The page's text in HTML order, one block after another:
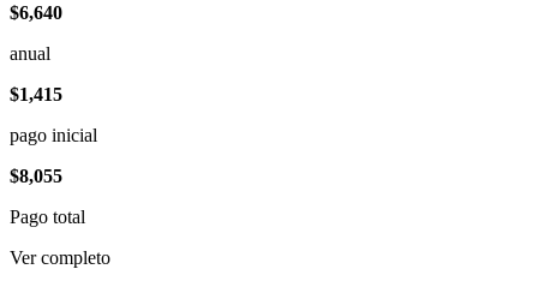
$6,640
anual
$1,415
pago inicial
$8,055
Pago total
Ver completo